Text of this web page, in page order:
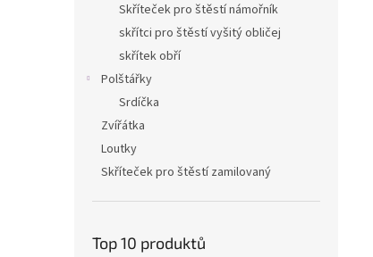
Skříteček pro štěstí námořník
skřítci pro štěstí vyšitý obličej
skřítek obří
Polštářky
Srdíčka
Zvířátka
Loutky
Skříteček pro štěstí zamilovaný
Top 10 produktů